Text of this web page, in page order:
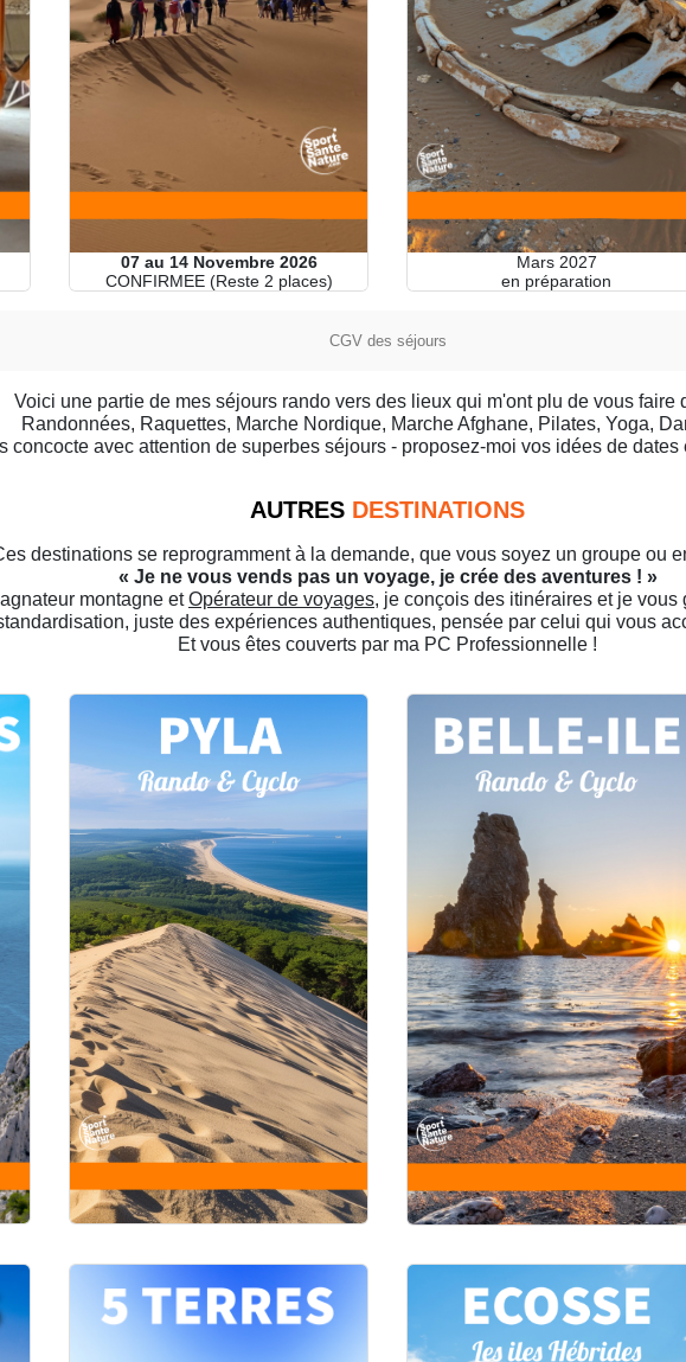
07 au 14 Novembre 2026
CONFIRMEE (Reste 2 places)
Mars 2027
en préparation
CGV des séjours
Voici une partie de mes séjours rando vers des lieux qui m'ont plu de vous faire
Randonnées, Raquettes, Marche Nordique, Marche Afghane, Pilates, Yoga,
concocte avec attention de superbes séjours - proposez-moi vos idées de dates
AUTRES DESTINATIONS
destinations se reprogramment à la demande, que vous soyez un groupe ou
« Je ne vous vends pas un voyage, je crée des aventures ! »
montagne etOpérateur de voyages, je conçois des itinéraires et je vous
juste des expériences authentiques, pensée par celui qui vous
Et vous êtes couverts par ma PC Professionnelle !